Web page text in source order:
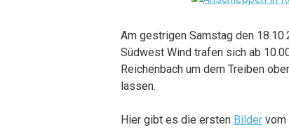
Am gestrigen Samstag den
Südwest Wind trafen sich ab
Reichenbach um dem Treiben
lassen.
Hier gibt es die ersten Bilder vom